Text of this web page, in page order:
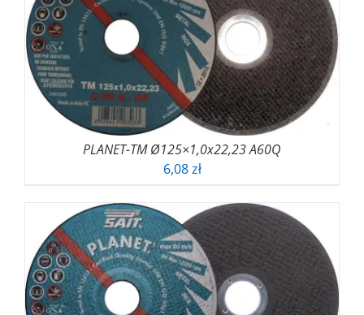
PLANET-TM Ø125×1,0x22,23 A60Q
6,08zł